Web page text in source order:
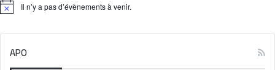
N
Il n’y a pas d’évènements à venir.
APO